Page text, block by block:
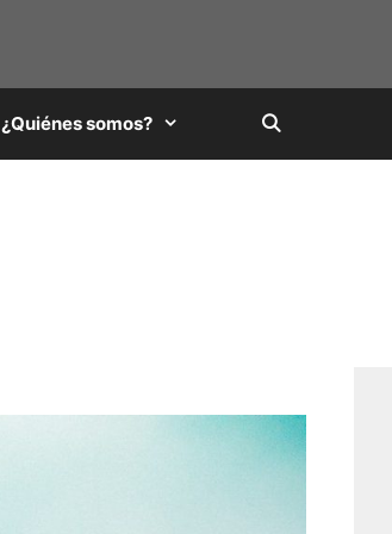
¿Quiénes somos?